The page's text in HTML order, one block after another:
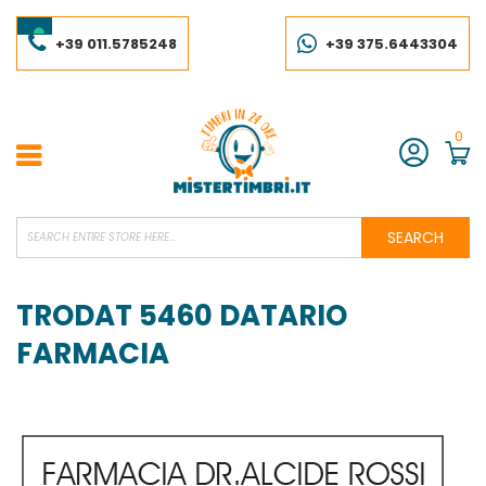
to
Content+39 011.5785248 +39 375.6443304
Account
0
SEARCH
TRODAT 5460 DATARIO
FARMACIA